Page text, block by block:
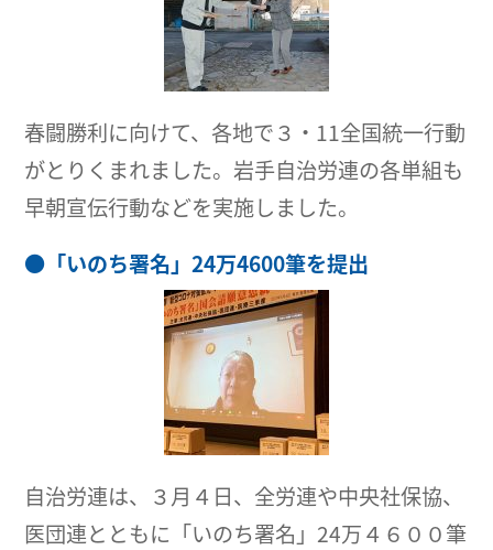
春闘勝利に向けて、各地で３・11全国統一行動
がとりくまれました。岩手自治労連の各単組も
早朝宣伝行動などを実施しました。
● 「いのち署名」24万4600筆を提出
自治労連は、３月４日、全労連や中央社保協、
医団連とともに「いのち署名」24万４６００筆